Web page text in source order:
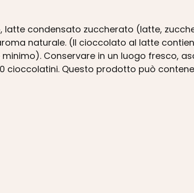
latte condensato zuccherato (latte,
naturale. (Il cioccolato al latte
Conservare in un luogo fresco,
cioccolatini. Questo prodotto può